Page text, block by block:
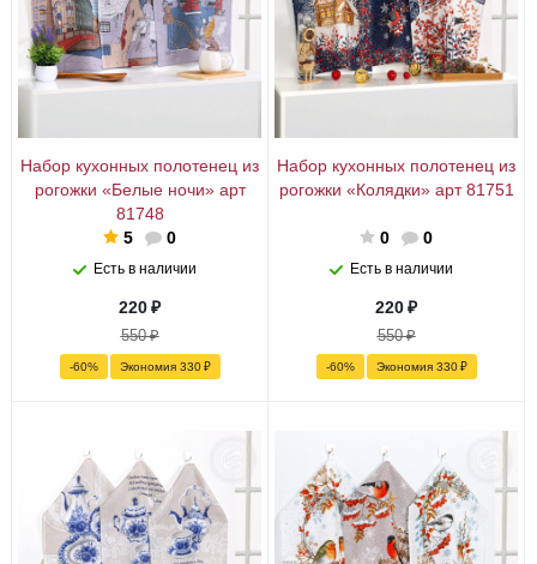
Набор кухонных полотенец из
рогожки «Белые ночи» арт
81748
5
0
Есть в наличии
220₽
550₽
-60% Экономия 330₽
Набор кухонных полотенец из
рогожки «Колядки» арт 81751
0 0
Есть в наличии
220₽
550₽
-60% Экономия 330₽